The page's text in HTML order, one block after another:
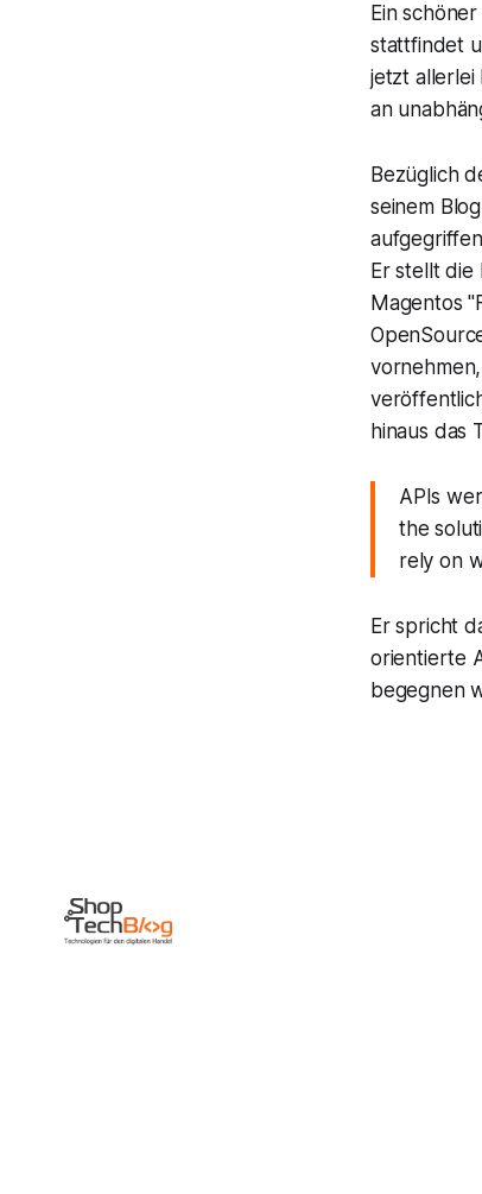
Ein
stattfindet
jetzt allerlei
an
Bezüglich
seinem
Er stellt
Magentos
hinaus das
APIs
the
rely on
Er spricht
orientierte
begegnen